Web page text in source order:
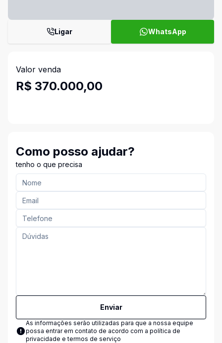
Ligar WhatsApp
Valor venda
R$ 370.000,00
Como posso ajudar?
tenho o que precisa
Enviar
As informações serão utilizadas para que a nossa equipe
possa entrar em contato de acordo com a política de
privacidade e termos de serviço